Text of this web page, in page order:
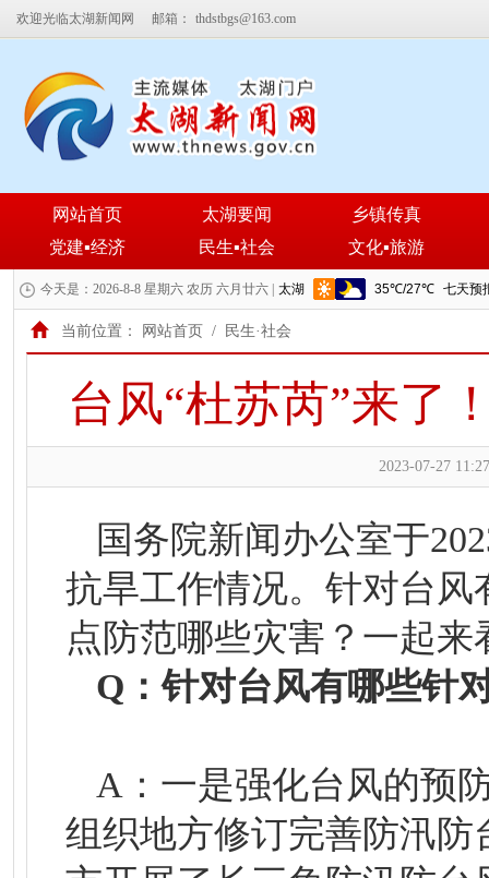
欢迎光临太湖新闻网 邮箱： thdstbgs@163.com
网站首页 太湖要闻
乡镇传真
党建▪经济
民生▪社会 文化▪旅游
今天是：2026-8-8 星期六 农历 六月廿六 |
当前位置： 网站首页 / 民生·社会
台风“杜苏芮”来了
2023-07-27
国务院新闻办公室于
抗旱工作情况。针对台风
点防范哪些灾害？一起来
Q：针对台风有哪些针
A：一是强化台风的预
组织地方修订完善防汛